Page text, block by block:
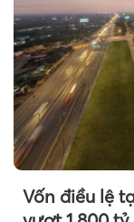
Vốn điều lệ